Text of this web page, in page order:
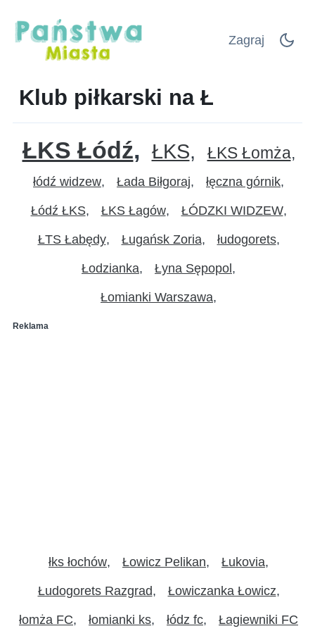
Zagraj
Klub piłkarski na Ł
ŁKS Łódź ŁKS ŁKS Łomża
łódź widzew Łada Biłgoraj łęczna górnik
Łódź ŁKS ŁKS Łagów ŁÓDZKI WIDZEW
ŁTS Łabędy Ługańsk Zoria łudogorets
Łodzianka Łyna Sępopol
Łomianki Warszawa
Reklama
łks łochów Łowicz Pelikan Łukovia
Łudogorets Razgrad Łowiczanka Łowicz
łomża FC łomianki ks łódz fc Łagiewniki FC